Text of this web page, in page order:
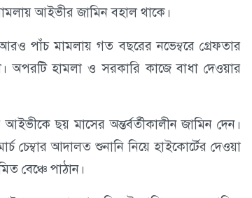
আইভীর জামিন বহাল থাকে।
পাঁচ মামলায় গত বছরের নভেম্বরে গ্রেফতার
অপরটি হামলা ও সরকারি কাজে বাধা দেওয়ার
ছয় মাসের অন্তর্বর্তীকালীন জামিন দেন।
চেম্বার আদালত শুনানি নিয়ে হাইকোর্টের দেওয়া
বেঞ্চে পাঠান।